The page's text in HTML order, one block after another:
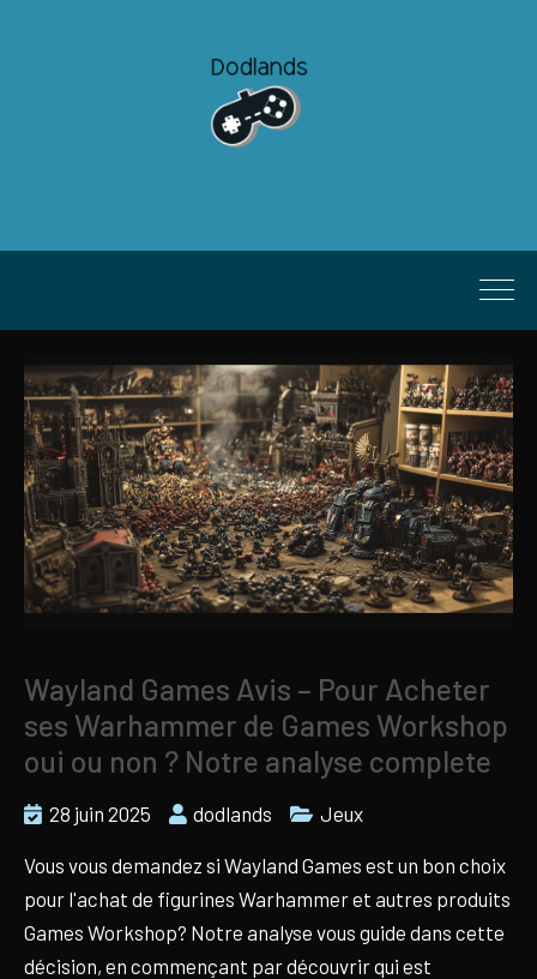
Wayland Games Avis – Pour Acheter
ses Warhammer de Games Workshop
oui ou non ? Notre analyse complete
28 juin 2025 dodlands Jeux
Vous vous demandez si Wayland Games est un bon choix
pour l'achat de figurines Warhammer et autres produits
Games Workshop? Notre analyse vous guide dans cette
décision, en commençant par découvrir qui est